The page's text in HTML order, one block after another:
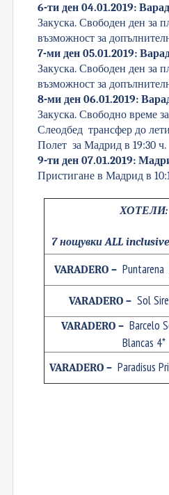
6-ти ден 04.01.2019:
Закуска. Свободен ден за
възможност за
7-ми ден 05.01.2019:
Закуска. Свободен ден за
възможност за
8-ми ден 06.01.2019:
Закуска. Свободно време
Слеодбед трансфер до
Полет за Мадрид в 19:30 ч.
9-ти ден 07.01.2019:
Пристигане в Мадрид в
ХОТЕЛИ:
7 нощувкиALL inclusive
VARADERO – Puntarena
VARADERO – Sol
VARADERO– Barcelo
Blancas 4*
VARADERO – Paradisus